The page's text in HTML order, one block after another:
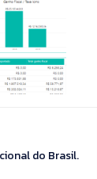
do Brasil.